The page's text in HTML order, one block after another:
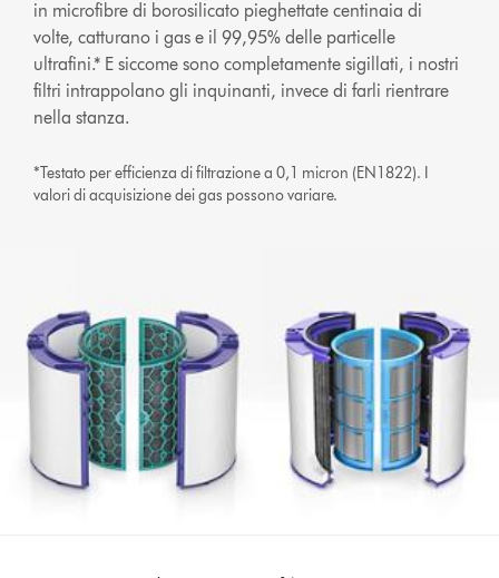
in microfibre di borosilicato pieghettate centinaia di
volte, catturano i gas e il 99,95% delle particelle
ultrafini.* E siccome sono completamente sigillati, i nostri
filtri intrappolano gli inquinanti, invece di farli rientrare
nella stanza.
*Testato per efficienza di filtrazione a 0,1 micron (EN1822). I
valori di acquisizione dei gas possono variare.